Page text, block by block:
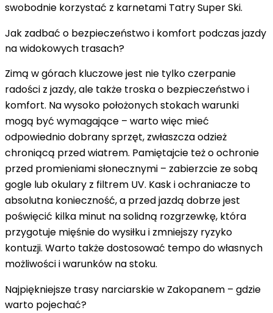
swobodnie korzystać z karnetami Tatry Super Ski.
Jak zadbać o bezpieczeństwo i komfort podczas jazdy
na widokowych trasach?
Zimą w górach kluczowe jest nie tylko czerpanie
radości z jazdy, ale także troska o bezpieczeństwo i
komfort. Na wysoko położonych stokach warunki
mogą być wymagające – warto więc mieć
odpowiednio dobrany sprzęt, zwłaszczaodzież
chroniącą przed wiatrem. Pamiętajcie też o ochronie
przed promieniami słonecznymi – zabierzcie ze sobą
gogle lub okulary z filtrem UV. Kask i ochraniacze to
absolutna konieczność, a przed jazdą dobrze jest
poświęcić kilka minut na solidną rozgrzewkę, która
przygotuje mięśnie do wysiłku i zmniejszy ryzyko
kontuzji. Warto także dostosować tempo do własnych
możliwości i warunków na stoku.
Najpiękniejsze trasy narciarskie w Zakopanem – gdzie
warto pojechać?